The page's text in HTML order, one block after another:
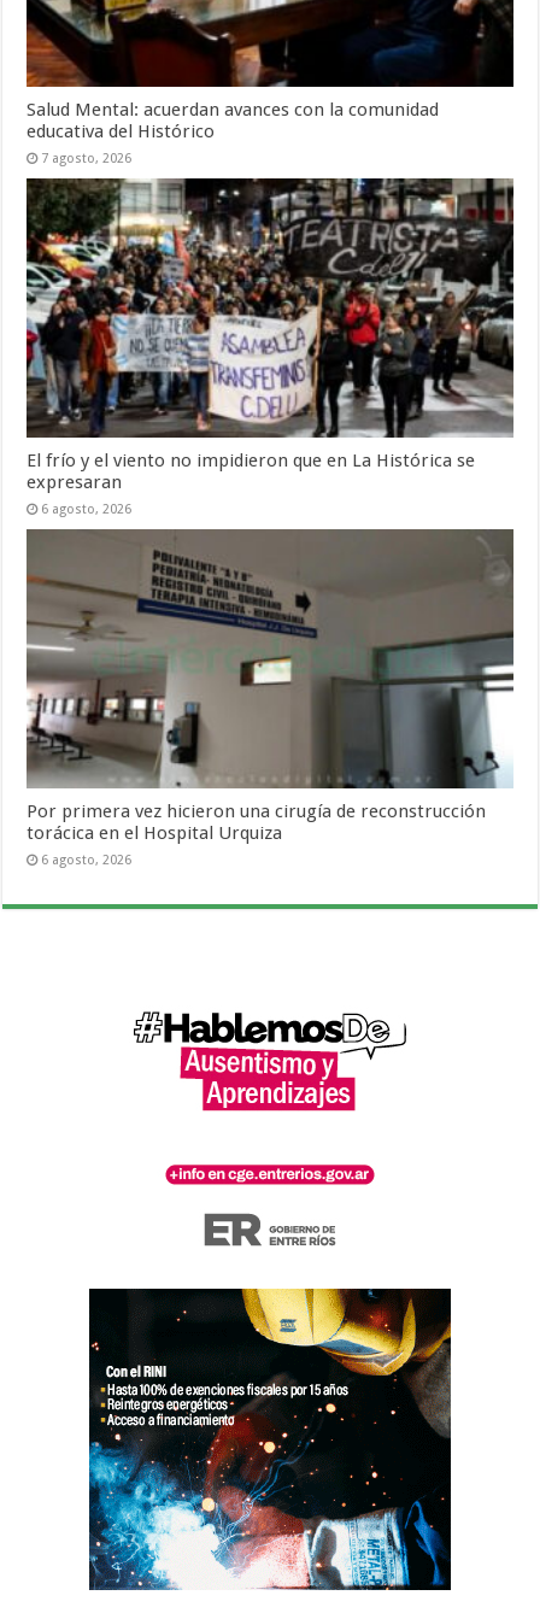
Salud Mental: acuerdan avances con la comunidad
educativa del Histórico
7 agosto, 2026
El frío y el viento no impidieron que en La Histórica se
expresaran
6 agosto, 2026
Por primera vez hicieron una cirugía de reconstrucción
torácica en el Hospital Urquiza
6 agosto, 2026